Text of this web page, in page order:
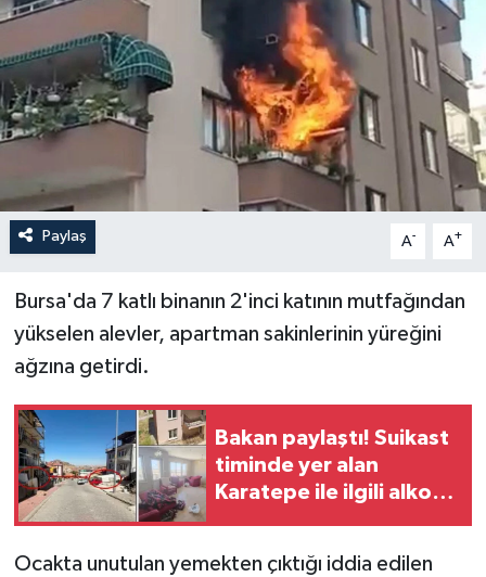
Paylaş A- A+
Bursa'da 7 katlı binanın 2'inci katının mutfağından
yükselen alevler, apartman sakinlerinin yüreğini
ağzına getirdi.
Bakan paylaştı! Suikast
timinde yer alan
Karatepe ile ilgili alkol
Ocakta unutulan yemekten çıktığı iddia edilen
İLÇELER
OTOPARK
TEKNOLOJİ